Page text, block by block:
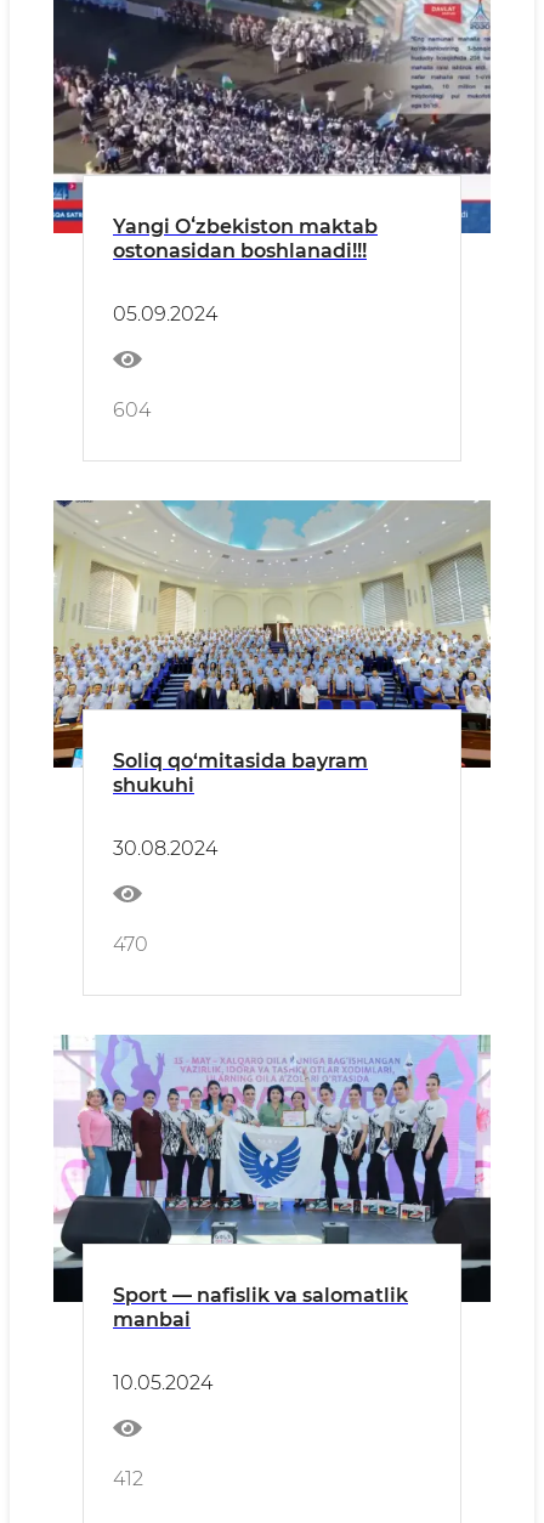
Yangi Oʻzbekiston maktab
ostonasidan boshlanadi!!!
05.09.2024
604
Soliq qo‘mitasida bayram
shukuhi
30.08.2024
470
Sport — nafislik va salomatlik
manbai
10.05.2024
412